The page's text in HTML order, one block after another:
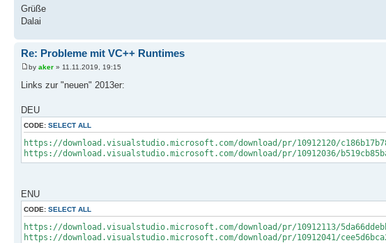
Grüße
Dalai
Re: Probleme mit VC++ Runtimes
by aker » 11.11.2019, 19:15
Links zur "neuen" 2013er:
DEU
CODE: SELECT ALL
https://download.visualstudio.microsoft.com/download/pr/10912120/
https://download.visualstudio.microsoft.com/download/pr/10912036/
ENU
CODE: SELECT ALL
https://download.visualstudio.microsoft.com/download/pr/10912113/
https://download.visualstudio.microsoft.com/download/pr/10912041/